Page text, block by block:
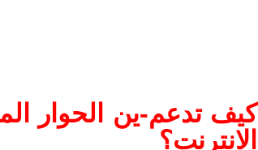
كيف تدعم-ين الحوار
الانترنت؟